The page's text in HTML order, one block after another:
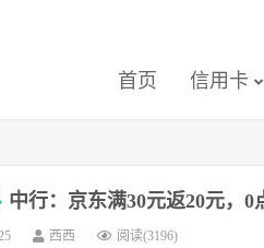
首页 信用卡
中行：京东满30元返20元，0
西西 阅读(3196)